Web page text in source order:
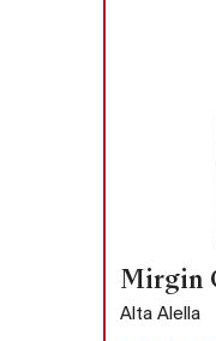
Mirgin
Alta Alella